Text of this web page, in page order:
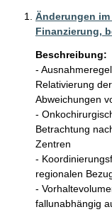
Änderungen
Finanzierung,
Beschreibung:
-
Relativierung
Abweichungen
-
Betrachtung
Zentren
-
regionalen
-
fallunabhängig